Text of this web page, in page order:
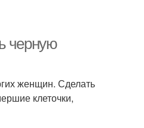
черную
женщин. Сделать
клеточки,